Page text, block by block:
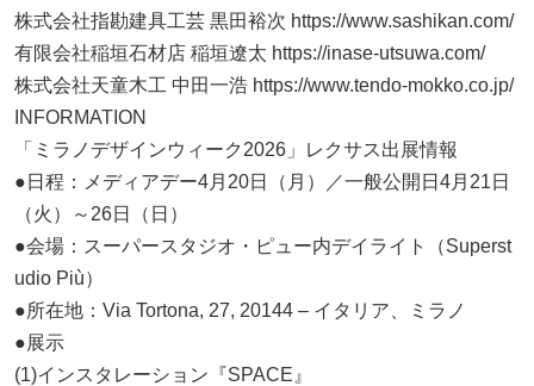
株式会社指勘建具工芸 黒田裕次 https://www.sashikan.com/
有限会社稲垣石材店 稲垣遼太 https://inase-utsuwa.com/
株式会社天童木工 中田一浩 https://www.tendo-mokko.co.jp/
INFORMATION
「ミラノデザインウィーク2026」レクサス出展情報
●日程：メディアデー4月20日（月）／一般公開日4月21日
（火）～26日（日）
●会場：スーパースタジオ・ピュー内デイライト（Superst
udio Più）
●所在地：Via Tortona, 27, 20144 – イタリア、ミラノ
●展示
(1)インスタレーション『SPACE』